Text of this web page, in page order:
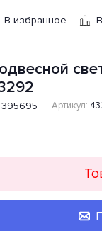
В избранное
395695 Артикул: